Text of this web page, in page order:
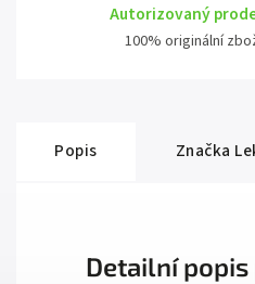
Autorizovaný
100% originální
Popis Značka
Detailní